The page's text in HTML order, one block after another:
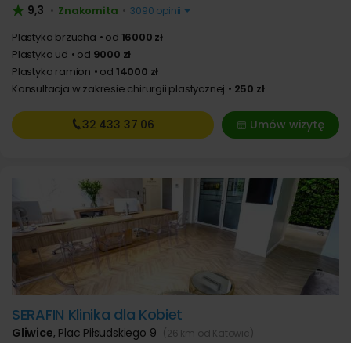
9,3 • Znakomita • 3090 opinii
Plastyka brzucha od 16000 zł
Plastyka ud
od 9000 zł
Plastyka ramion
od 14000 zł
Konsultacja w zakresie chirurgii plastycznej
250 zł
Umów wizytę
32 433 37 06
SERAFIN Klinika dla Kobiet
Gliwice, Plac Piłsudskiego 9 (26 km od Katowic)